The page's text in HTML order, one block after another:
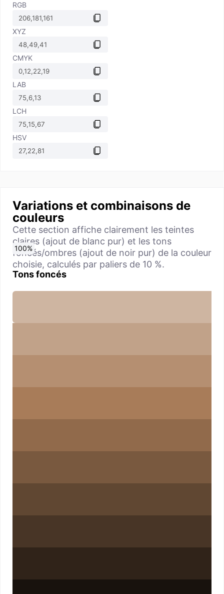
RGB
XYZ
CMYK
LAB
LCH
HSV
Variations et combinaisons de
couleurs
Cette section affiche clairement les teintes
claires (ajout de blanc pur) et les tons
foncés/ombres (ajout de noir pur) de la couleur
choisie, calculés par paliers de 10 %.
Tons foncés
0%
10%
20%
30%
40%
50%
60%
70%
80%
90%
100%